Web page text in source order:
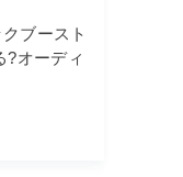
ブースト
?オーディ